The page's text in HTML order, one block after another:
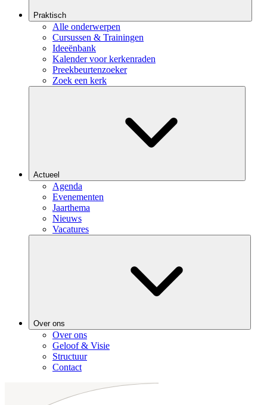
Praktisch
Alle onderwerpen
Cursussen & Trainingen
Ideeënbank
Kalender voor kerkenraden
Preekbeurtenzoeker
Zoek een kerk
Actueel
Agenda
Evenementen
Jaarthema
Nieuws
Vacatures
Over ons
Over ons
Geloof & Visie
Structuur
Contact